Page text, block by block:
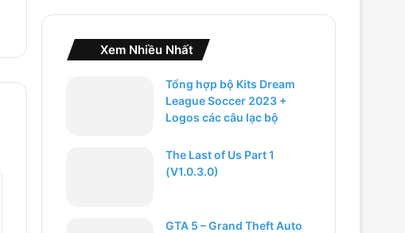
Xem Nhiều Nhất
Tổng hợp bộ Kits Dream
League Soccer 2023 +
Logos các câu lạc bộ
The Last of Us Part 1
(V1.0.3.0)
GTA 5 – Grand Theft Auto